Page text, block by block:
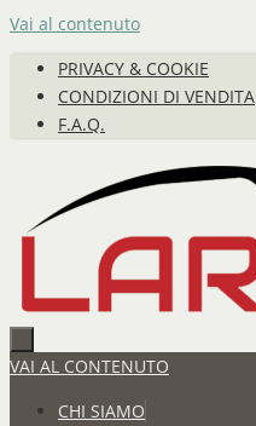
Vai al contenuto
PRIVACY & COOKIE
CONDIZIONI DI VENDITA
F.A.Q.
VAI AL CONTENUTO
CHI SIAMO